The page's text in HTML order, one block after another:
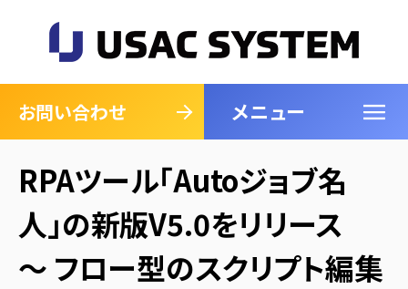
お問い合わせ メニュー
閉じる
RPAツール「Autoジョブ名
人」の新版V5.0をリリース
～ フロー型のスクリプト編集